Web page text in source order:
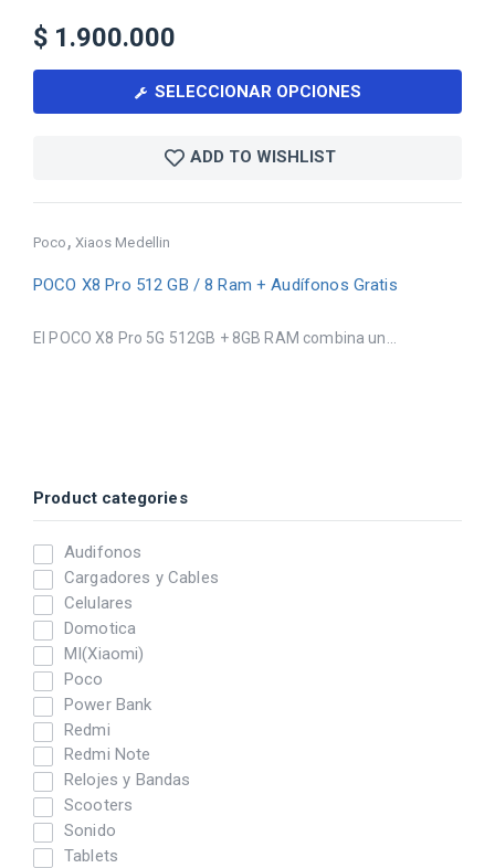
Product categories
Audifonos
Cargadores y Cables
Celulares
Domotica
MI(Xiaomi)
Poco
Power Bank
Redmi
Redmi Note
Relojes y Bandas
Scooters
Sonido
Tablets
Poco , Xiaos Medellin
POCO X8 Pro 512 GB / 8 Ram + Audífonos Gratis
El POCO X8 Pro 5G 512GB + 8GB RAM combina un...
$ 1.900.000
SELECCIONAR OPCIONES
ADD TO WISHLIST